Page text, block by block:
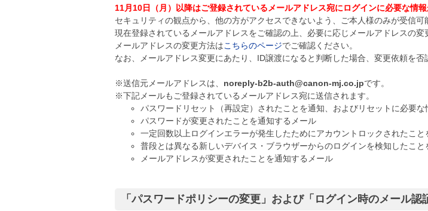
11月10日（月）以降はご登録されているメールアドレス宛にログインに必要な情
セキュリティの観点から、他の方がアクセスできないよう、ご本人様のみが受信
現在登録されているメールアドレスをご確認の上、必要に応じメールアドレスの変
メールアドレスの変更方法はこちらのページでご確認ください。
なお、メールアドレス変更にあたり、ID譲渡になると判断した場合、変更依頼を否
※送信元メールアドレスは、 noreply-b2b-auth@canon-mj.co.jpです。
※下記メールもご登録されているメールアドレス宛に送信されます。
パスワードリセット（再設定）されたことを通知、およびリセットに必要
パスワードが変更されたことを通知するメール
一定回数以上ログインエラーが発生したためにアカウントロックされたこ
普段とは異なる新しいデバイス・ブラウザーからのログインを検知したこ
メールアドレスが変更されたことを通知するメール
「パスワードポリシーの変更」および「ログイン時のメール